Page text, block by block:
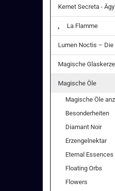
Kemet Secreta -
La Flamme
Lumen Noctis –
Magische
Magische Öle
Magische Öle
Besonderheiten
Diamant Noir
Erzengelnektar
Eternal Essences
Floating Orbs
Flowers